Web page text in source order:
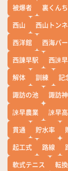
被爆者
裏くんち
西山
西山トン
西洋館
西海パ
西諌早駅
西諫
解体
訓練 記
諏訪の池
諏訪
諫早農業
諫早
貫通
貯水率
起工式
路線
軟式テニス
転換